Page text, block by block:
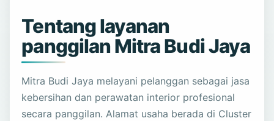
Tentang layanan
panggilan Mitra Budi Jaya
Mitra Budi Jaya melayani pelanggan sebagai jasa
kebersihan dan perawatan interior profesional
secara panggilan. Alamat usaha berada di Cluster